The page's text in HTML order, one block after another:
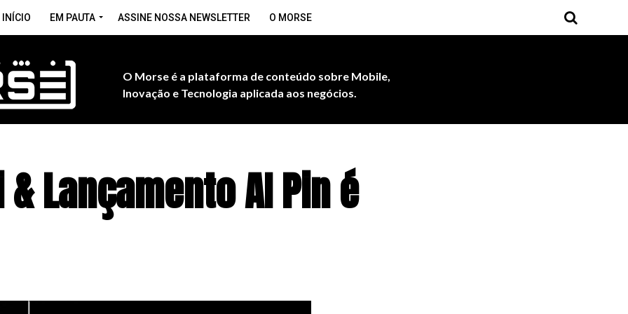
INÍCIO EM PAUTA ASSINE NOSSA NEWSLETTER O MORSE
O Morse é a plataforma de conteúdo sobre Mobile,
Inovação e Tecnologia aplicada aos negócios.
Lançamento AI Pin é